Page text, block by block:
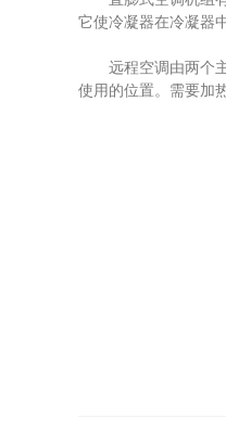
它使冷凝器在冷凝器
远程空调由两个主
使用的位置。需要加